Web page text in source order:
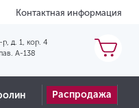
Контактная информация
д. 1, кор. 4
А-138
Распродажа